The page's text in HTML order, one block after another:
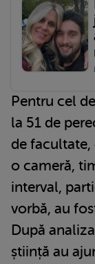
Pentru cel
la 51 de
de facultate,
o cameră,
interval,
vorbă, au
După
știință au